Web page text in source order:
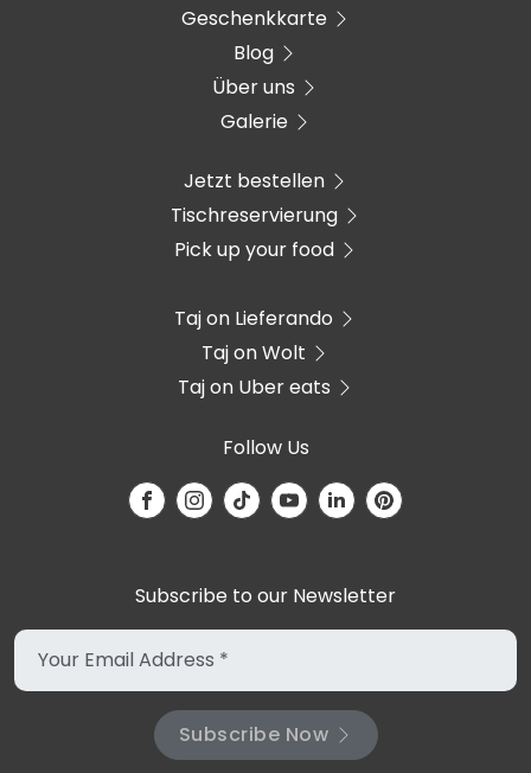
Geschenkkarte
Blog
Über uns
Galerie
Jetzt bestellen
Tischreservierung
Pick up your food
Taj on Lieferando
Taj on Wolt
Taj on Uber eats
Follow Us
Subscribe to our Newsletter
Subscribe Now